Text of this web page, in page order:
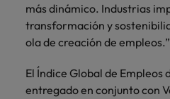
más dinámico. Industrias
transformación y
ola de creación de empleos.”
El Índice Global de
entregado en conjunto con